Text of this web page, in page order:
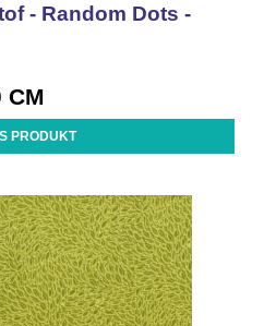
- Random Dots -
CM
PRODUKT